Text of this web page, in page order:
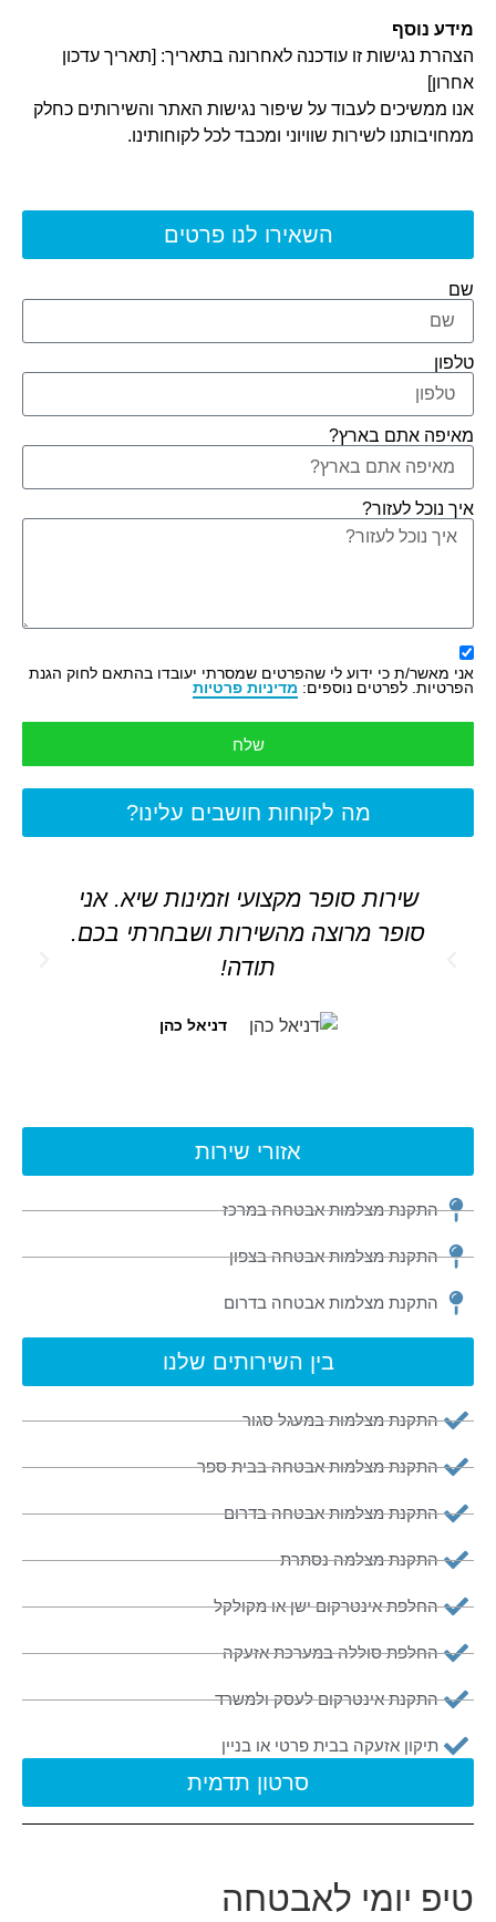
מידע נוסף
הצהרת נגישות זו עודכנה לאחרונה בתאריך: [תאריך עדכון
אחרון]
אנו ממשיכים לעבוד על שיפור נגישות האתר והשירותים כחלק
ממחויבותנו לשירות שוויוני ומכבד לכל לקוחותינו.
השאירו לנו פרטים
שם
טלפון
מאיפה אתם בארץ?
איך נוכל לעזור?
אני מאשר/ת כי ידוע לי שהפרטים שמסרתי יעובדו בהתאם לחוק הגנת
הפרטיות. לפרטים נוספים: מדיניות פרטיות
שלח
מה לקוחות חושבים עלינו?
שירות סופר מקצועי וזמינות שיא. אני
סופר מרוצה מהשירות ושבחרתי בכם.
תודה!
דניאל כהן
אזורי שירות
התקנת מצלמות אבטחה במרכז
התקנת מצלמות אבטחה בצפון
התקנת מצלמות אבטחה בדרום
בין השירותים שלנו
התקנת מצלמות במעגל סגור
התקנת מצלמות אבטחה בבית ספר
התקנת מצלמות אבטחה בדרום
התקנת מצלמה נסתרת
החלפת אינטרקום ישן או מקולקל
החלפת סוללה במערכת אזעקה
התקנת אינטרקום לעסק ולמשרד
תיקון אזעקה בבית פרטי או בניין
סרטון תדמית
טיפ יומי לאבטחה